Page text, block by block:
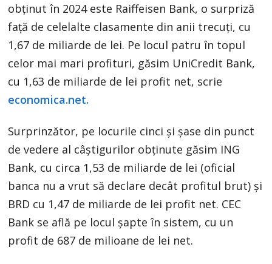
obținut în 2024 este Raiffeisen Bank, o surpriză
față de celelalte clasamente din anii trecuți, cu
1,67 de miliarde de lei. Pe locul patru în topul
celor mai mari profituri, găsim UniCredit Bank,
cu 1,63 de miliarde de lei profit net, scrie
economica.net.
Surprinzător, pe locurile cinci și șase din punct
de vedere al câștigurilor obținute găsim ING
Bank, cu circa 1,53 de miliarde de lei (oficial
banca nu a vrut să declare decât profitul brut) și
BRD cu 1,47 de miliarde de lei profit net. CEC
Bank se află pe locul șapte în sistem, cu un
profit de 687 de milioane de lei net.